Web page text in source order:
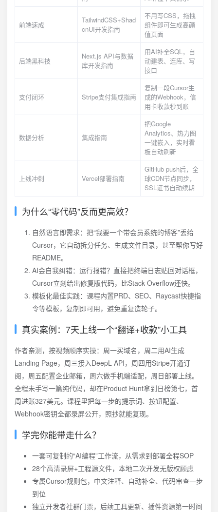
前端速成
TailwindCSS+Shad
cnUI开发指南
不用写CSS，拖拽
组件即可生成高颜
值页面
后端黑科技
Next.js API与数据
库开发指南
用AI补全SQL，自
动建表、连库、写
接口
支付闭环 Stripe支付集成指南
复制一段Cursor生
成的Webhook，信
用卡收款秒到账
数据分析 集成指南
把Google
Analytics、热力图
一键嵌入，实时看
板自动刷新
上线冲刺 Vercel部署指南
GitHub push后，全
球CDN节点同步，
SSL证书自动续期
为什么“零代码”反而更高效？
自然语言即需求：把“我要一个带会员系统的博客”丢给
Cursor，它自动拆分任务、生成文件目录，甚至帮你写好
README。
AI会自我纠错：运行报错？直接把终端日志贴回对话框，
Cursor立刻给出修复版代码，比Stack Overflow还快。
模板化最佳实践：课程内置PRD、SEO、Raycast快捷指
令等模板，复制即可用，避免重复造轮子。
真实案例：7天上线一个“翻译+收款”小工具
作者亲测，按视频顺序实操：周一买域名，周二用AI生成
Landing Page，周三接入DeepL API，周四用Stripe开通订
阅，周五配置企业邮箱，周六做手机端适配，周日部署上线。
全程未手写一篇纯代码，却在Product Hunt拿到日榜第七，首
周进账327美元。课程里把每一步的提示词、按钮配置、
Webhook密钥全都录屏公开，照抄就能复现。
学完你能带走什么？
一套可复制的“AI编程”工作流，从需求到部署全程SOP
28个高清录屏+工程源文件，本地二次开发无版权顾虑
专属Cursor规则包，中文注释、自动补全、代码审查一步
到位
独立开发者社群门票，后续工具更新、插件资源第一时间